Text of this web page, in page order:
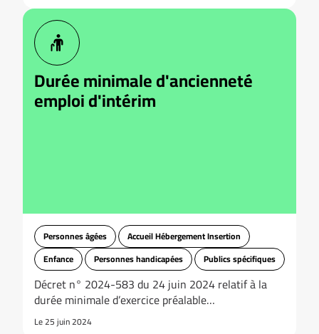
Durée minimale d'ancienneté
emploi d'intérim
Personnes âgées
Accueil Hébergement Insertion
Enfance
Personnes handicapées Publics spécifiques
Décret n° 2024-583 du 24 juin 2024 relatif à la
durée minimale d’exercice préalable…
Le 25 juin 2024